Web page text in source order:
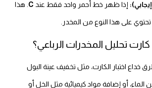
إذا ظهر خط أحمر واحد فقط عند C. هذا
تحتوي على هذا النوع من المخدر.
تحليل المخدرات الرباعي؟
خداع اختبار الكارت، مثل تخفيف عينة البول
أو إضافة مواد كيميائية مثل الخل أو